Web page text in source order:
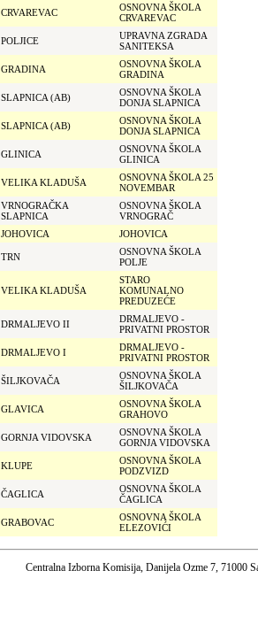
CRVAREVAC
OSNOVNA ŠKOLA
CRVAREVAC
POLJICE
UPRAVNA ZGRADA
SANITEKSA
GRADINA
OSNOVNA ŠKOLA
GRADINA
SLAPNICA (AB)
OSNOVNA ŠKOLA
DONJA SLAPNICA
SLAPNICA (AB)
OSNOVNA ŠKOLA
DONJA SLAPNICA
GLINICA
OSNOVNA ŠKOLA
GLINICA
VELIKA KLADUŠA
OSNOVNA ŠKOLA 25
NOVEMBAR
VRNOGRAČKA
SLAPNICA
OSNOVNA ŠKOLA
VRNOGRAČ
JOHOVICA JOHOVICA
TRN
OSNOVNA ŠKOLA
POLJE
VELIKA KLADUŠA
STARO
KOMUNALNO
PREDUZEĆE
DRMALJEVO II
DRMALJEVO -
PRIVATNI PROSTOR
DRMALJEVO I
DRMALJEVO -
PRIVATNI PROSTOR
ŠILJKOVAČA
OSNOVNA ŠKOLA
ŠILJKOVAČA
GLAVICA
OSNOVNA ŠKOLA
GRAHOVO
GORNJA VIDOVSKA
OSNOVNA ŠKOLA
GORNJA VIDOVSKA
KLUPE
OSNOVNA ŠKOLA
PODZVIZD
ČAGLICA
OSNOVNA ŠKOLA
ČAGLICA
GRABOVAC
OSNOVNA ŠKOLA
ELEZOVIĆI
Centralna Izborna Komisija, Danijela Ozme 7, 71000